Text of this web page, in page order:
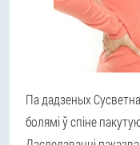
Па дадзеных
болямі ў спіне